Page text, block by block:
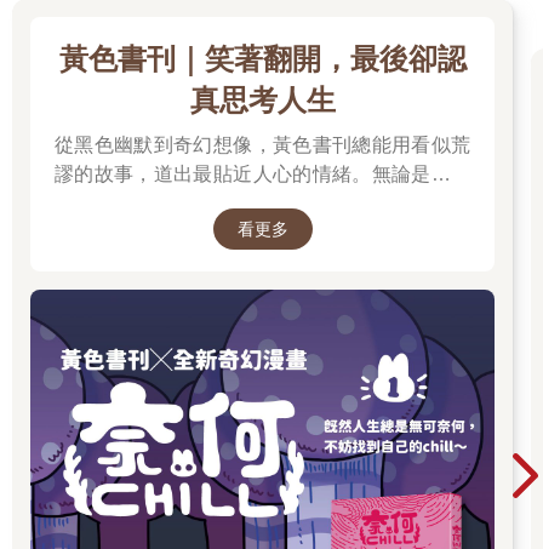
隊，阿富汗戰爭中受到嚴重創傷，超慘的那種。我說這話妳別誤
會，昆恩，但跟他們比，妳的過去沒那麼可怕。」
羅素靠到路旁，停在垂柳樹蔭下。「好了，昆恩，妳準備好了
嗎？」
我向他保證我沒問題，並跟他說我能自己坐火車回費城，要羅素
趁塞車前趕快回家。
「好啦，但妳結束時打電話給我。」他說。「我想知道後續，好
▲▼▲▼
麥斯威爾的家是經典的維多利亞式大宅，樓高三層，有黃木護牆
板和白色木質花邊裝飾。房子周圍有一圈門廊，門廊上放著柳編
家具，盆栽全種著黃色雛菊和秋海棠。屋後有一大片樹林（或許
是公園？），所以街上鶯啼燕語，昆蟲嗡嗡飛舞。
我沿著石板路走去，爬上前門廊的台階。我按下門鈴，一個小男
孩來應門。他留一頭豎起的橘紅色直髮，讓我想到巨魔娃娃。
黃色書刊｜笑著翻開，最後卻認
真思考人生
從黑色幽默到奇幻想像，黃色書刊總能用看似荒
謬的故事，道出最貼近人心的情緒。無論是人生
的迷惘、成長的掙扎，或是生活裡那些哭笑不得
的瞬間，都在他的筆下化成令人會心一笑、又忍
男子變成兔子的異世界冒險，開啟全新故事篇
章，更推出限量書衣版值得收藏。無論是第一次
認識黃色書刊，或想一次補齊歷年代表作，這裡
都是走進黃色書刊漫畫世界的最佳入口。
看更多